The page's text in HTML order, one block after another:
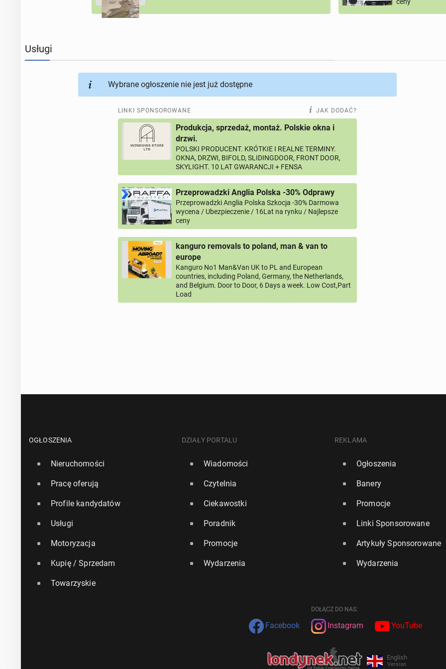
Usługi
Wybrane ogłoszenie nie jest już dostępne
LINKI SPONSOROWANE JAK DODAĆ?
Produkcja, sprzedaż, montaż. Polskie okna i
drzwi.
POLSKI PRODUCENT. KRÓTKIE I REALNE TERMINY.
OKNA, DRZWI, BIFOLD, SLIDINGDOOR, FRONT DOOR,
SKYLIGHT. 10 LAT GWARANCJI + FENSA
Przeprowadzki Anglia Polska -30% Odprawy
Przeprowadzki Anglia Polska Szkocja -30% Darmowa
wycena / Ubezpieczenie / 16Lat na rynku / Najlepsze
ceny
kanguro removals to poland, man & van to
europe
Kanguro No1 Man&Van UK to PL and European
countries, including Poland, Germany, the Netherlands,
and Belgium. Door to Door, 6 Days a week. Low Cost,Part
Load
OGŁOSZENIA
Nieruchomości
Pracę oferują
Profile kandydatów
Usługi
Motoryzacja
Kupię / Sprzedam
Towarzyskie
DZIAŁY PORTALU
Wiadomości
Czytelnia
Ciekawostki
Poradnik
Promocje
Wydarzenia
REKLAMA
Ogłoszenia
Banery
Promocje
Linki Sponsorowane
Artykuły Sponsorowane
Wydarzenia
DOŁĄCZ DO NAS:
Facebook Instagram YouTube
English
Version